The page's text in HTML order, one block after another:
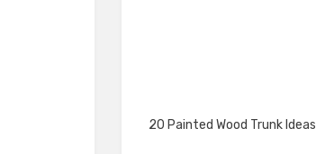
20 Painted Wood Trunk Ideas